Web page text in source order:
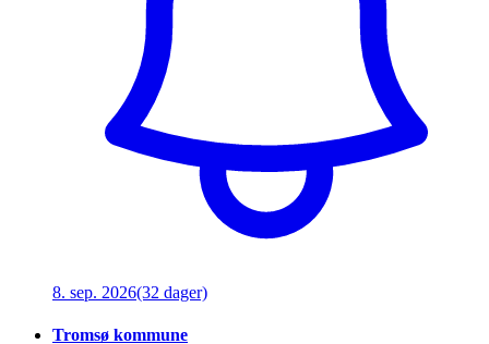
8. sep. 2026(32 dager)
Tromsø kommune